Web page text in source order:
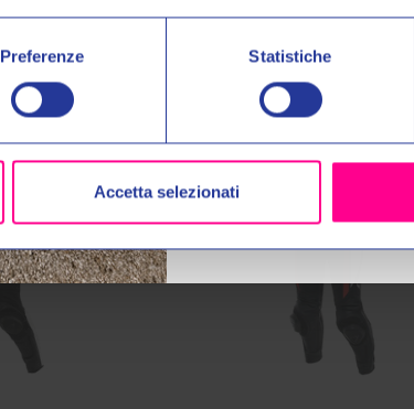
Preferenze Statistiche
Accetta selezionati
Prodotti Simili
No,